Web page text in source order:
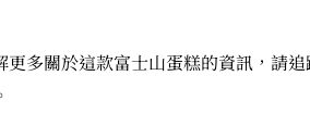
更多關於這款富士山蛋糕的資訊，請